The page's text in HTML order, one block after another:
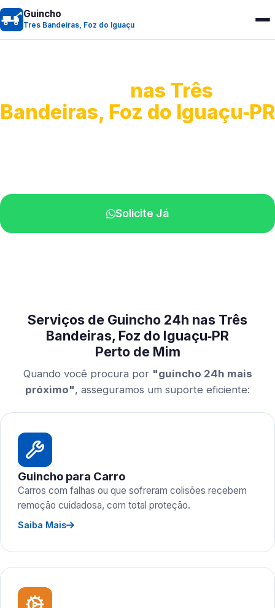
Guincho
Tres Bandeiras, Foz do Iguaçu
nas Três
Bandeiras, Foz do Iguaçu‑PR
Solicite Já
Serviços de Guincho 24h nas Três
Bandeiras, Foz do Iguaçu‑PR
Perto de Mim
Quando você procura por "guincho 24h mais
próximo", asseguramos um suporte eficiente:
Guincho para Carro
Carros com falhas ou que sofreram colisões recebem
remoção cuidadosa, com total proteção.
Saiba Mais